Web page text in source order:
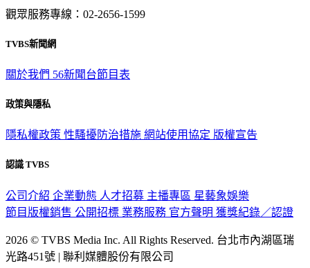
觀眾服務專線：02-2656-1599
TVBS新聞網
關於我們 56新聞台節目表
政策與隱私
隱私權政策 性騷擾防治措施 網站使用協定 版權宣告
認識 TVBS
公司介紹 企業動態 人才招募 主播專區 星藝象娛樂
節目版權銷售 公開招標 業務服務 官方聲明 獲獎紀錄／認證
2026 © TVBS Media Inc. All Rights Reserved. 台北市內湖區瑞
光路451號 | 聯利媒體股份有限公司